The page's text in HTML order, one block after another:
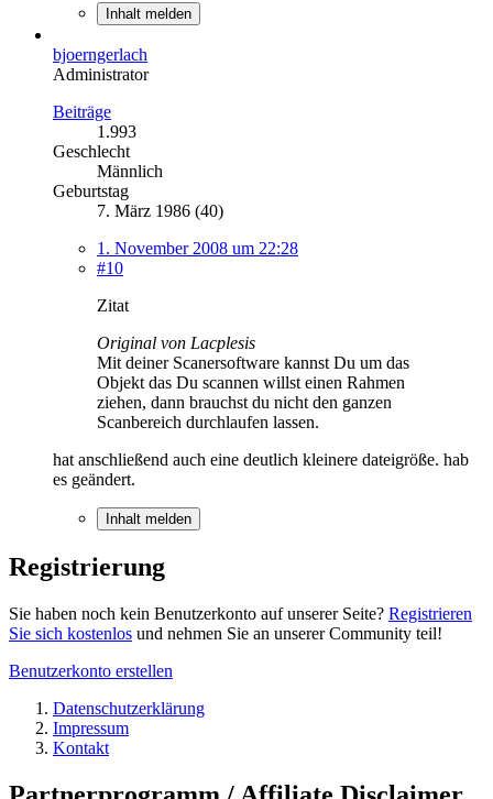
Inhalt melden
bjoerngerlach
Administrator
Beiträge
1.993
Geschlecht
Männlich
Geburtstag
7. März 1986 (40)
1. November 2008 um 22:28
#10
Zitat
Original von Lacplesis
Mit deiner Scanersoftware kannst Du um das
Objekt das Du scannen willst einen Rahmen
ziehen, dann brauchst du nicht den ganzen
Scanbereich durchlaufen lassen.
hat anschließend auch eine deutlich kleinere dateigröße. hab
es geändert.
Inhalt melden
Registrierung
Sie haben noch kein Benutzerkonto auf unserer Seite? Registrieren
Sie sich kostenlos und nehmen Sie an unserer Community teil!
Benutzerkonto erstellen
Datenschutzerklärung
Impressum
Kontakt